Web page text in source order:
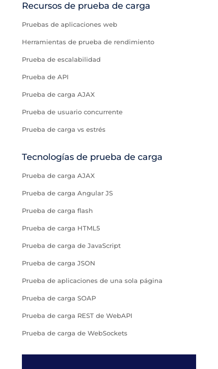
Recursos de prueba de carga
Pruebas de aplicaciones web
Herramientas de prueba de rendimiento
Prueba de escalabilidad
Prueba de API
Prueba de carga AJAX
Prueba de usuario concurrente
Prueba de carga vs estrés
Tecnologías de prueba de carga
Prueba de carga AJAX
Prueba de carga Angular JS
Prueba de carga flash
Prueba de carga HTML5
Prueba de carga de JavaScript
Prueba de carga JSON
Prueba de aplicaciones de una sola página
Prueba de carga SOAP
Prueba de carga REST de WebAPI
Prueba de carga de WebSockets